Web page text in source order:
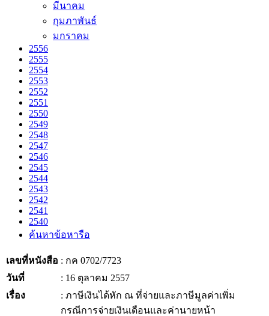
มีนาคม
กุมภาพันธ์
มกราคม
2556
2555
2554
2553
2552
2551
2550
2549
2548
2547
2546
2545
2544
2543
2542
2541
2540
ค้นหาข้อหารือ
เลขที่หนังสือ : กค 0702/7723
วันที่
: 16 ตุลาคม 2557
เรื่อง
: ภาษีเงินได้หัก ณ ที่จ่ายและภาษีมูลค่าเพิ่ม
กรณีการจ่ายเงินเดือนและค่านายหน้า